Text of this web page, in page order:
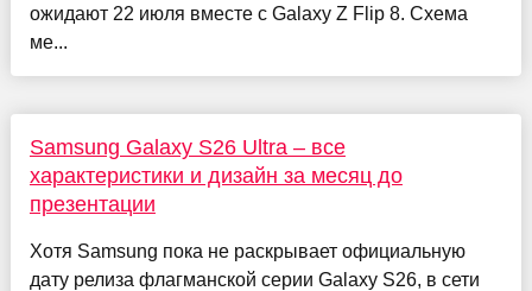
ожидают 22 июля вместе с Galaxy Z Flip 8. Схема
ме...
Samsung Galaxy S26 Ultra – все
характеристики и дизайн за месяц до
презентации
Хотя Samsung пока не раскрывает официальную
дату релиза флагманской серии Galaxy S26, в сети